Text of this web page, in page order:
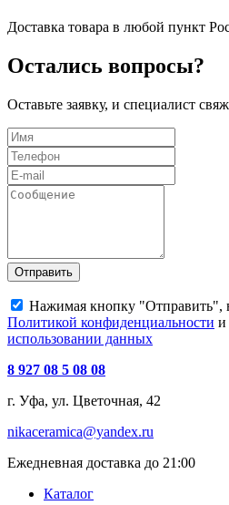
Доставка товара в любой пункт
Остались вопросы?
Оставьте заявку, и специалист
Отправить
Нажимая кнопку "Отправить",
Политикой конфиденциальности и
использовании данных
8 927 08 5 08 08
г. Уфа, ул. Цветочная, 42
nikaceramica@yandex.ru
Ежедневная доставка до 21:00
Каталог